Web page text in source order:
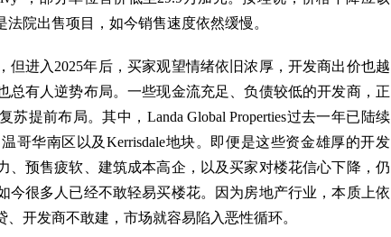
院出售项目，如今销售速度依然缓慢。
但进入2025年后，买家观望情绪依旧浓厚，开发商出价也越
总有人逆势布局。一些现金流充足、负债较低的开发商，正
提前布局。其中，Landa Global Properties过去一年已陆续
哥华南区以及Kerrisdale地块。即便是这些资金雄厚的开发
、预售疲软、建筑成本高企，以及买家对楼花信心下降，仍
今很多人已经不敢轻易买楼花。因为房地产行业，本质上依
开发商不敢建，市场就容易陷入恶性循环。